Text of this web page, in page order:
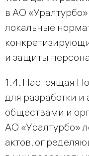
в АО
локальные
и защиты
1.4. Настоящая
для разработки
обществами и
АО «Уралтурбо»
актов,